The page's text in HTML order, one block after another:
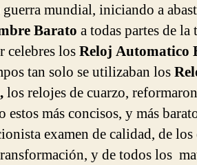
mundial, iniciando a
Barato a todas partes de la
celebres losReloj Automatico
tan solo se utilizaban los
los relojes de cuarzo,
estos más concisos, y más
examen de calidad, de los
y de todos los